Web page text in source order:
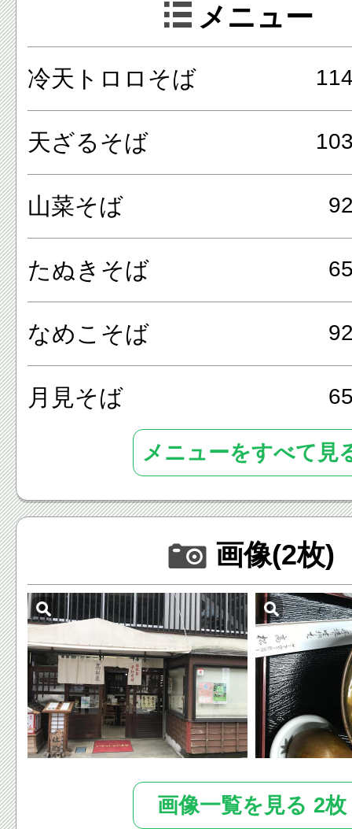
を感じさせてくれます。
高松屋でも高尾山名物の「と
体""にあります。
力強い手打ちのそばで、太目
シがあり、そばの香りがしっ
れます。
高松屋のメニューは、冷天ト
ざるそば、山菜そば、たぬき
そば、月見そば、カレー南蛮
り、うどんとしても注文でき
また、店内は全面喫煙となっ
タバコを吸われる方でも気兼
来ます。
2015年11月14日放送のテレビ
アド街ック天国」で、今話題
して紹介された店舗です。
メニュー
冷天トロロそば
天ざるそば
山菜そば
たぬきそば
なめこそば
月見そば
メニューをすべて見
画像(2枚)
画像一覧を見る 2枚